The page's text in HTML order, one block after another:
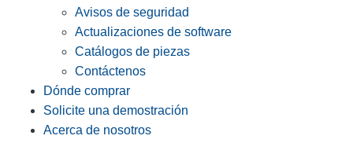
Avisos de seguridad
Actualizaciones de software
Catálogos de piezas
Contáctenos
Dónde comprar
Solicite una demostración
Acerca de nosotros